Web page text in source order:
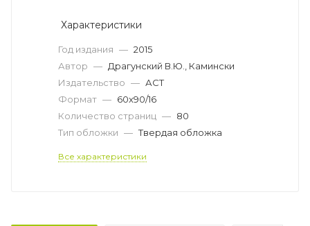
Характеристики
Год издания — 2015
Автор — Драгунский В.Ю., Камински
Издательство — АСТ
Формат — 60x90/16
Количество страниц — 80
Тип обложки — Твердая обложка
Все характеристики